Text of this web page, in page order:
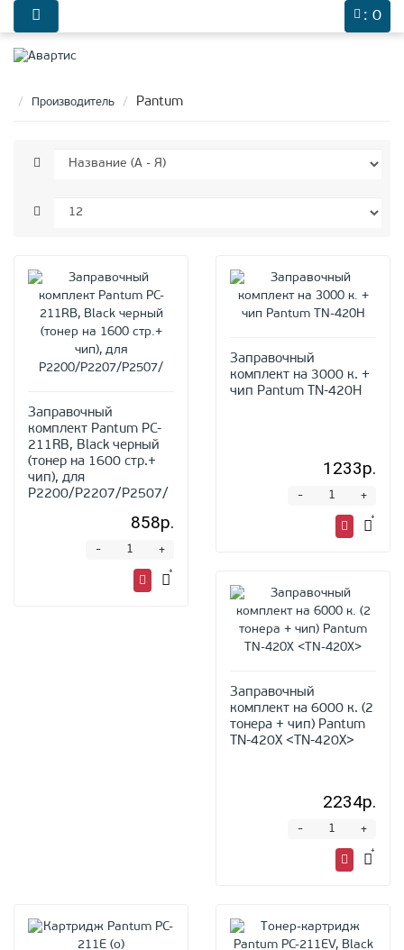
: 0
Производитель Pantum
Заправочный
комплект Pantum PC-
211RB, Black черный
(тонер на 1600 стр.+
чип), для
P2200/P2207/P2507/
858р.
+
-
Заправочный
комплект на 3000 к. +
чип Pantum TN-420H
1233р.
+
-
Заправочный
комплект на 6000 к. (2
тонера + чип) Pantum
TN-420X <TN-420X>
2234р.
+
-